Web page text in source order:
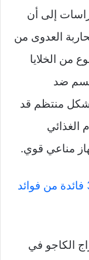
إلى أن
العدوى من
من الخلايا
ضد
بشكل منتظم قد
الغذائي
مناعي قوي.
تعرف على اهم 30 فائدة من فوائد
الكاجو في